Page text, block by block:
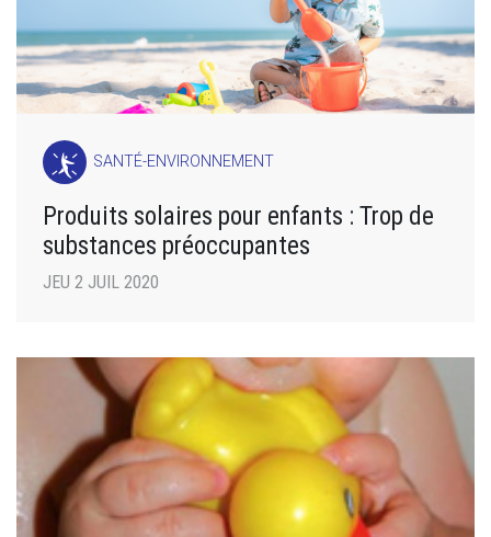
SANTÉ-ENVIRONNEMENT
Produits solaires pour enfants : Trop de
substances préoccupantes
JEU 2 JUIL 2020